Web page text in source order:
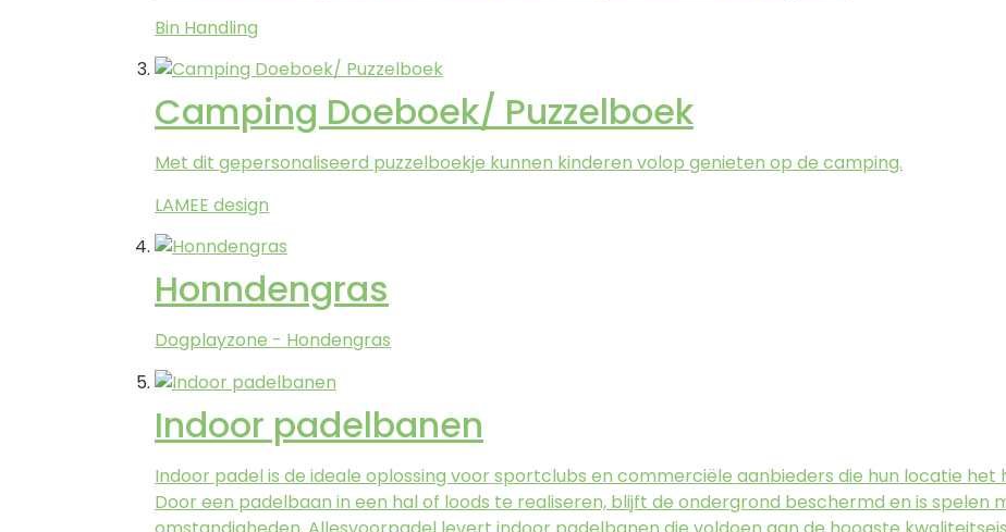
Bin Handling
Camping Doeboek/ Puzzelboek
Met dit gepersonaliseerd puzzelboekje kunnen kinderen volop genieten op de camping.
LAMEE design
Honndengras
Dogplayzone - Hondengras
Indoor padelbanen
Indoor padel is de ideale oplossing voor sportclubs en commerciële aanbieders die hun locatie
Door een padelbaan in een hal of loods te realiseren, blijft de ondergrond beschermd en is spelen